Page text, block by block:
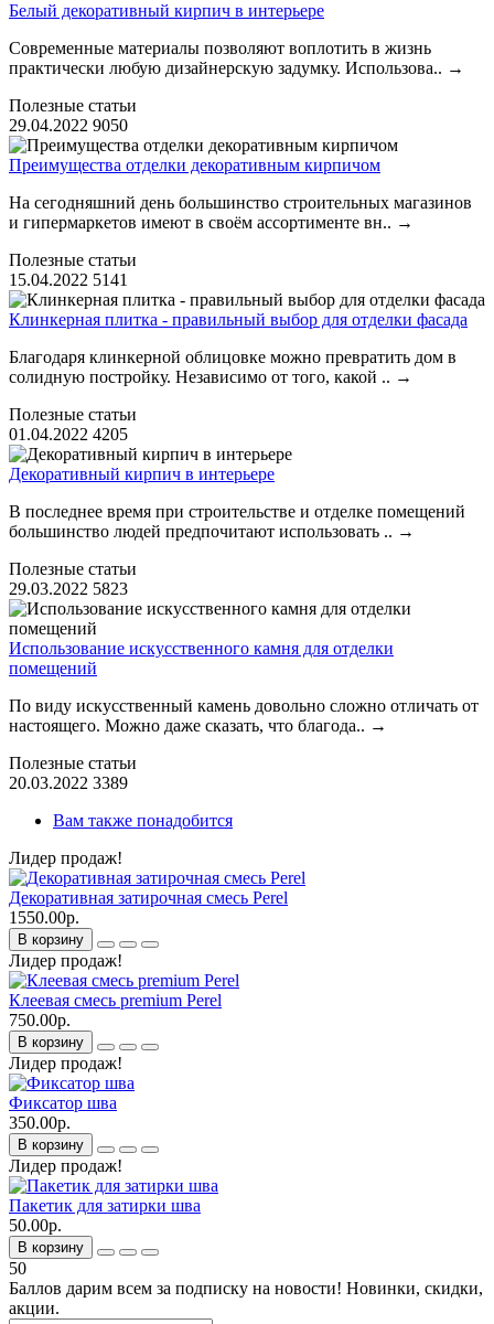
Белый декоративный кирпич в интерьере
Современные материалы позволяют воплотить в жизнь
практически любую дизайнерскую задумку. Использова.. →
Полезные статьи
29.04.2022 9050
Преимущества отделки декоративным кирпичом
На сегодняшний день большинство строительных магазинов
и гипермаркетов имеют в своём ассортименте вн.. →
Полезные статьи
15.04.2022 5141
Клинкерная плитка - правильный выбор для отделки фасада
Благодаря клинкерной облицовке можно превратить дом в
солидную постройку. Независимо от того, какой .. →
Полезные статьи
01.04.2022 4205
Декоративный кирпич в интерьере
В последнее время при строительстве и отделке помещений
большинство людей предпочитают использовать .. →
Полезные статьи
29.03.2022 5823
Использование искусственного камня для отделки
помещений
По виду искусственный камень довольно сложно отличать от
настоящего. Можно даже сказать, что благода.. →
Полезные статьи
20.03.2022 3389
Вам также понадобится
Лидер продаж!
Декоративная затирочная смесь Perel
1550.00р.
В корзину
Лидер продаж!
Клеевая смесь premium Perel
750.00р.
В корзину
Лидер продаж!
Фиксатор шва
350.00р.
В корзину
Лидер продаж!
Пакетик для затирки шва
50.00р.
В корзину
50
Баллов дарим всем за подписку на новости! Новинки, скидки,
акции.